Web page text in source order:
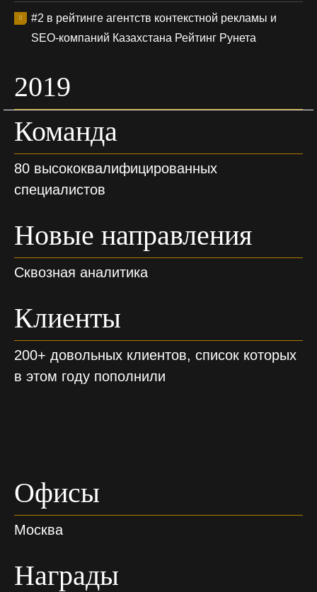
#2 в рейтинге агентств контекстной рекламы и
SEO-компаний Казахстана Рейтинг Рунета
2019
Команда
80 высококвалифицированных
специалистов
Новые направления
Сквозная аналитика
Клиенты
200+ довольных клиентов, список которых
в этом году пополнили
Офисы
Москва
Награды